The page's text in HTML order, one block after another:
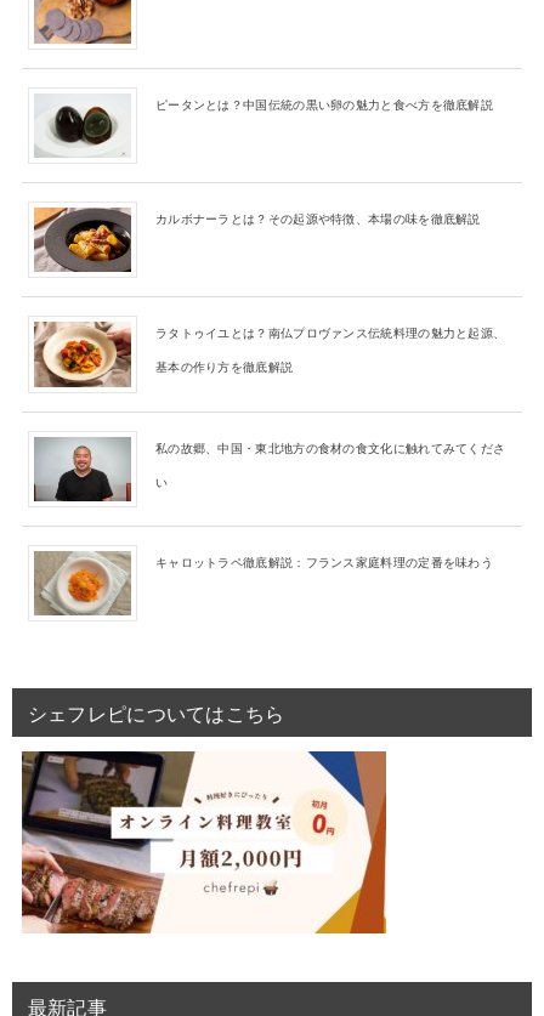
ピータンとは？中国伝統の黒い卵の魅力と食べ方を徹底解説
カルボナーラとは？その起源や特徴、本場の味を徹底解説
ラタトゥイユとは？南仏プロヴァンス伝統料理の魅力と起源、
基本の作り方を徹底解説
私の故郷、中国・東北地方の食材の食文化に触れてみてくださ
い
キャロットラペ徹底解説：フランス家庭料理の定番を味わう
シェフレピについてはこちら
最新記事